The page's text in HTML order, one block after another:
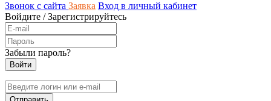
Звонок с сайта Заявка Вход в личный кабинет
Войдите /Зарегистрируйтесь
Забыли пароль?